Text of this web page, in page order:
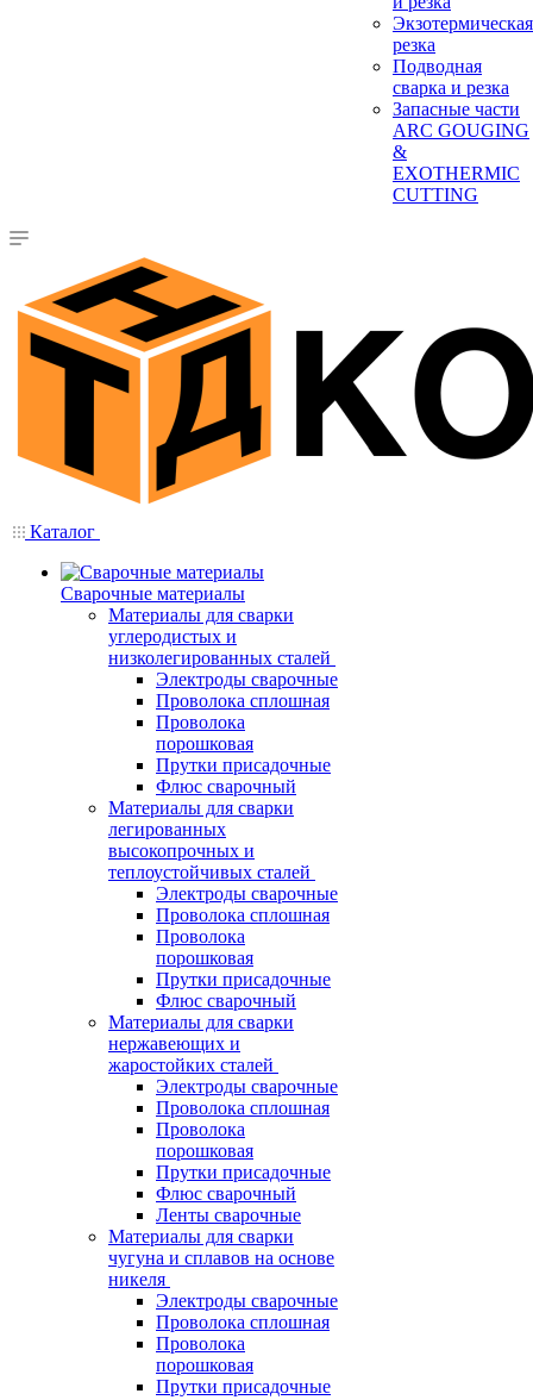
Экзотермическая
резка
Подводная
сварка и резка
Запасные части
ARC GOUGING
&
EXOTHERMIC
CUTTING
Каталог
Сварочные материалы
Материалы для сварки
углеродистых и
низколегированных сталей
Электроды сварочные
Проволока сплошная
Проволока
порошковая
Прутки присадочные
Флюс сварочный
Материалы для сварки
легированных
высокопрочных и
теплоустойчивых сталей
Электроды сварочные
Проволока сплошная
Проволока
порошковая
Прутки присадочные
Флюс сварочный
Материалы для сварки
нержавеющих и
жаростойких сталей
Электроды сварочные
Проволока сплошная
Проволока
порошковая
Прутки присадочные
Флюс сварочный
Ленты сварочные
Материалы для сварки
чугуна и сплавов на основе
никеля
Электроды сварочные
Проволока сплошная
Проволока
порошковая
Прутки присадочные